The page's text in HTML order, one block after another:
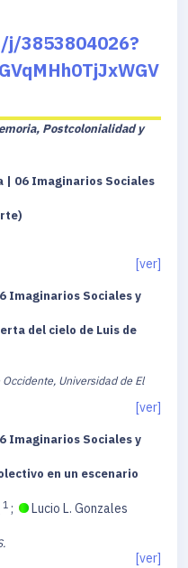
j/3853804026?
Postcolonialidad y
| 06 Imaginarios Sociales
[ver]
Imaginarios Sociales y
del cielo de Luis de
Universidad de El
[ver]
Imaginarios Sociales y
en un escenario
1 ;
Lucio L. Gonzales
[ver]